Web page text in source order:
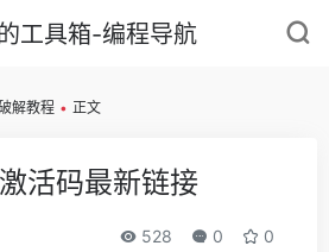
解教程 • 正文
活码最新链接
528 0 0